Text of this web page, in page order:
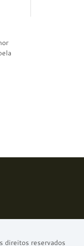
direitos reservados